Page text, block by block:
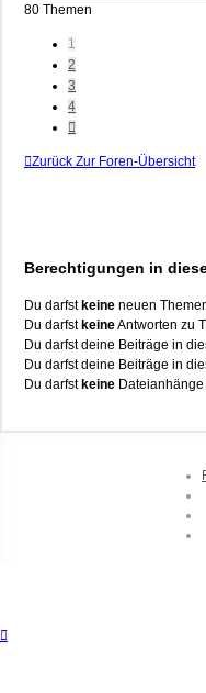
80 Themen
1
2
3
4
Zurück Zur Foren-Übersicht
Berechtigungen in
Du darfst keine neuen
Du darfst keineAntworten zu
Du darfst deine Beiträge in
Du darfst deine Beiträge in
Du darfst keine